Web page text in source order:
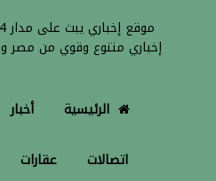
إخباري متنوع وقوي من مصر
الرئيسية أخبار
اتصالات عقارات